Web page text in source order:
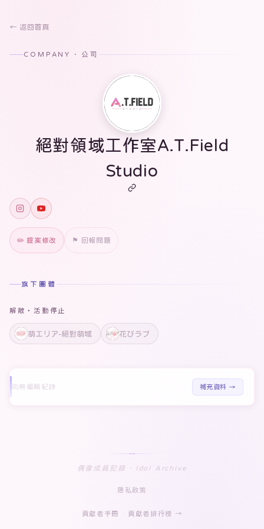
← 返回首頁
COMPANY · 公司
絕對領域工作室A.T.Field
Studio
✏️ 提案修改 ⚑ 回報問題
旗下團體
解散・活動停止
萌エリア-絕對萌域 花びラブ
尚無編輯紀錄 補充資料 →
偶像成員記録 · Idol Archive
隱私政策
貢獻者手冊 貢獻者排行榜 →